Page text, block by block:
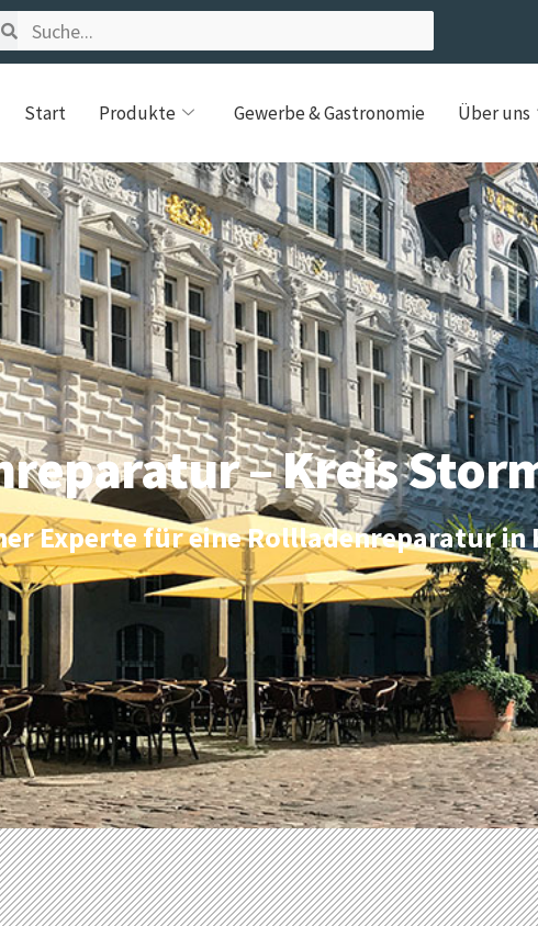
Start Produkte Gewerbe & Gastronomie Über uns
– Kreis
Experte für eine Rollladenreparatur in